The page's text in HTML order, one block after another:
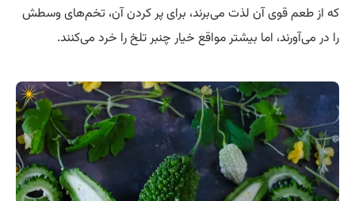
که از طعم قوی آن لذت می‌برند، برای پر کردن آن، تخم‌های وسطش
را در می‌آورند، اما بیشتر مواقع خیار چنبر تلخ را خرد می‌کنند.